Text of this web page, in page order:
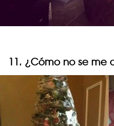
11. ¿Cómo no se me